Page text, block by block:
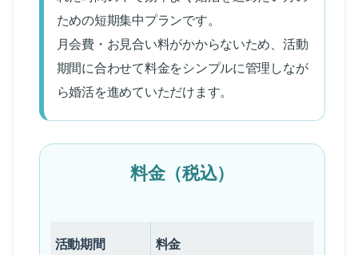
ための短期集中プランです。
月会費・お見合い料がかからないため、活動
期間に合わせて料金をシンプルに管理しなが
ら婚活を進めていただけます。
料金（税込）
活動期間 料金